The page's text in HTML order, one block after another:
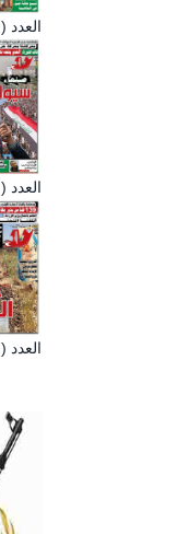
العدد (
العدد ( 1902)
العدد (